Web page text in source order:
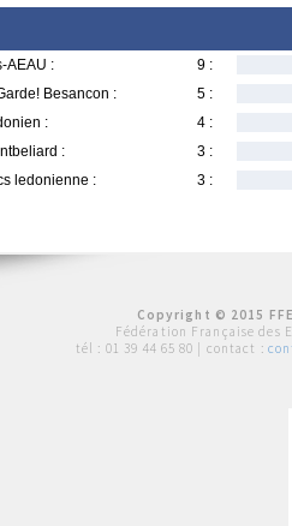
AEAU :
9 :
Besancon :
5 :
:
4 :
:
3 :
ledonienne :
3 :
Copyright © 2015
Fédération Française des
tél : 01 39 44 65 80 | contact :